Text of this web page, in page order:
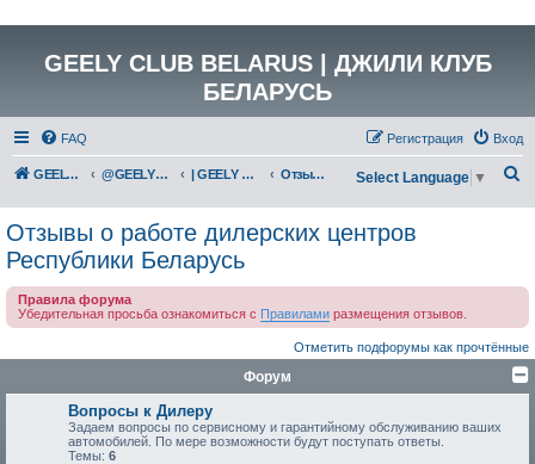
GEELY CLUB BELARUS | ДЖИЛИ КЛУБ
БЕЛАРУСЬ
FAQ Вход
Регистрация
GEELY Club Belarus @GEELYCLUBBY | GEELY CLUB BELARUS Отзывы о работе дилерских центров Республики Беларусь
к
Select Language ▼
Отзывы о работе дилерских центров
Республики Беларусь
Правила форума
Убедительная просьба ознакомиться с Правилами размещения отзывов.
Отметить подфорумы как прочтённые
Форум
Вопросы к Дилеру
Задаем вопросы по сервисному и гарантийному обслуживанию ваших
автомобилей. По мере возможности будут поступать ответы.
Темы: 6